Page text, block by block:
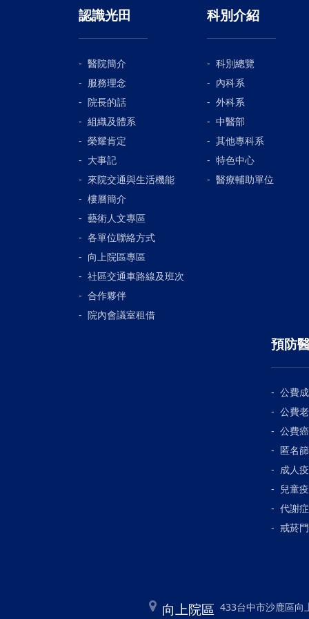
認識光田
醫院簡介
服務理念
院長的話
組織及體系
榮耀肯定
大事記
來院交通與生活機能
樓層簡介
藝術人文專區
各單位聯絡方式
向上院區專區
社區交通車路線及班次
合作夥伴
院內會議室租借
科別介紹
科別總覽
內科系
外科系
中醫部
其他專科系
特色中心
醫療輔助單位
預防
公費
公費
公費
匿名
成人
兒童
代謝
戒菸
向上院區 433台中市沙鹿區向